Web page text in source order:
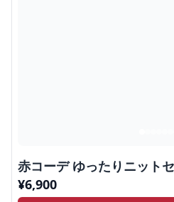
赤コーデ ゆったりニット
¥6,900